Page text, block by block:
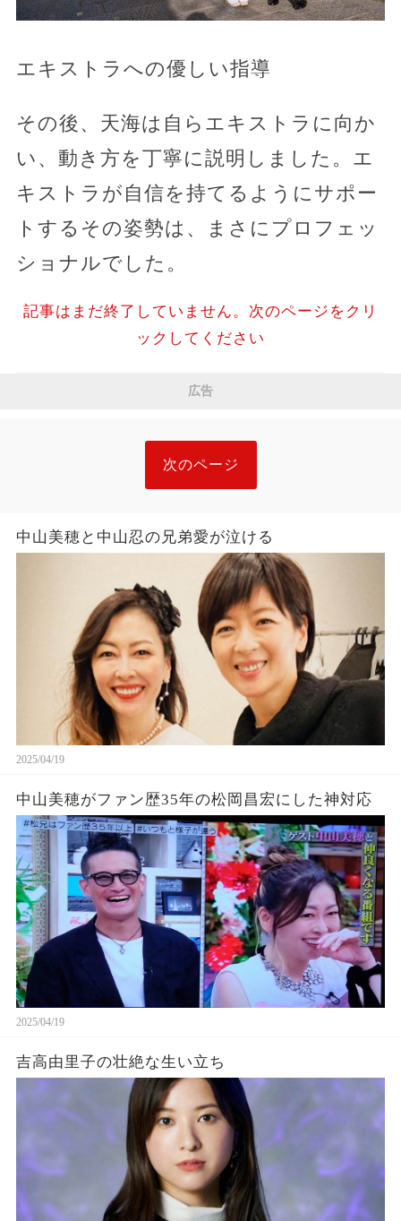
エキストラへの優しい指導
その後、天海は自らエキストラに向か
い、動き方を丁寧に説明しました。エ
キストラが自信を持てるようにサポー
トするその姿勢は、まさにプロフェッ
ショナルでした。
記事はまだ終了していません。次のページをクリ
ックしてください
広告
次のページ
中山美穂と中山忍の兄弟愛が泣ける
2025/04/19
中山美穂がファン歴35年の松岡昌宏にした神対応
2025/04/19
吉高由里子の壮絶な生い立ち